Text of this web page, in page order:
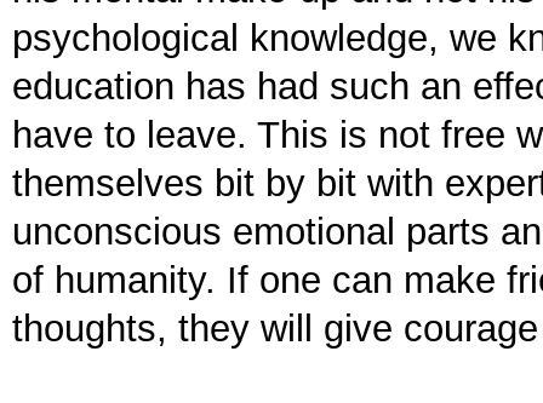
psychological knowledge, we
education has had such an
have to leave. This is not free
themselves bit by bit with
unconscious emotional parts
of humanity. If one can make
thoughts, they will give